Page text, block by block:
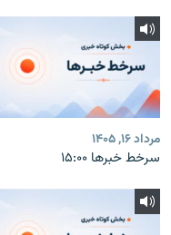
مرداد ۱۶, ۱۴۰۵
سرخط خبرها ۱۵:۰۰